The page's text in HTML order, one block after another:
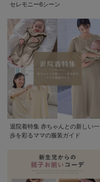
セレモニー6シーン
退院着特集 赤ちゃんとの新しい一
歩を彩るママの服装ガイド